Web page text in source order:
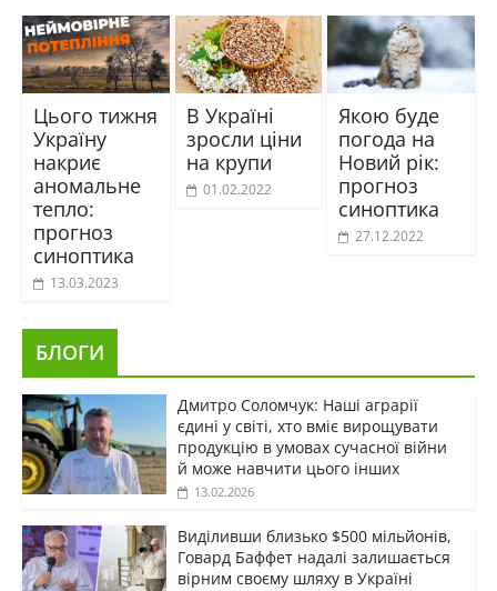
Цього тижня
Україну
накриє
аномальне
тепло:
прогноз
синоптика
13.03.2023
В Україні
зросли ціни
на крупи
01.02.2022
Якою буде
погода на
Новий рік:
прогноз
синоптика
27.12.2022
БЛОГИ
Дмитро Соломчук: Наші аграрії
єдині у світі, хто вміє вирощувати
продукцію в умовах сучасної війни
й може навчити цього інших
13.02.2026
Виділивши близько $500 мільйонів,
Говард Баффет надалі залишається
вірним своєму шляху в Україні